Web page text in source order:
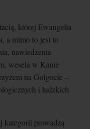
której Ewangelia
a mimo to jest to
nawiedzenia
wesela w Kanie
na Golgocie –
i ludzkich
kategorii prowadzą